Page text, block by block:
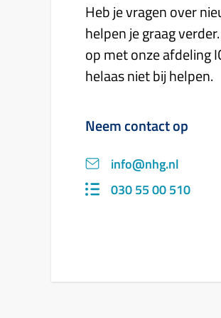
Heb je vragen over
helpen je graag
op met onze afdeling
helaas niet bij helpen.
Neem contact op
info@nhg.nl
030 55 00 510